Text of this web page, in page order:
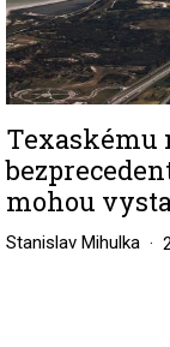
Texaskému
mohou
Stanislav Mihulka